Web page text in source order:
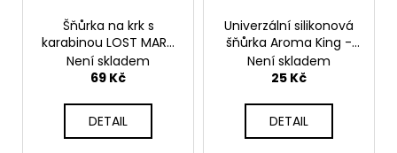
Šňůrka na krk s
karabinou LOST MARY
černo růžová
Není skladem
69 Kč
DETAIL
Univerzální silikonová
šňůrka Aroma King -
bílá
Není skladem
25 Kč
DETAIL